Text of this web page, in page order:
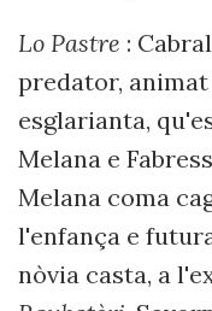
Lo Pastre :
predator,
esglarianta,
Melana e
Melana coma
l'enfança e
nòvia casta, a